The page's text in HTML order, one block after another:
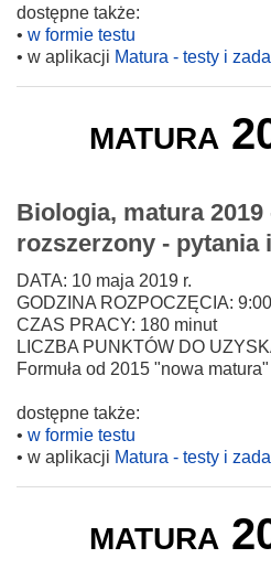
dostępne także:
• w formie testu
• w aplikacji Matura - testy i
matura
Biologia, matura 2019
rozszerzony - pytania
DATA: 10 maja 2019 r.
GODZINA ROZPOCZĘCIA: 9:00
CZAS PRACY: 180 minut
LICZBA PUNKTÓW DO
Formuła od 2015 "nowa matura"
dostępne także:
• w formie testu
• w aplikacji Matura - testy i
matura